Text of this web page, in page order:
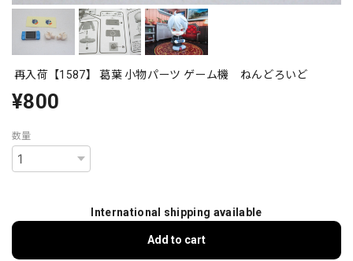
再入荷【1587】 葛葉 小物パーツ ゲーム機 ねんどろいど
¥800
数量
International shipping available
Add to cart